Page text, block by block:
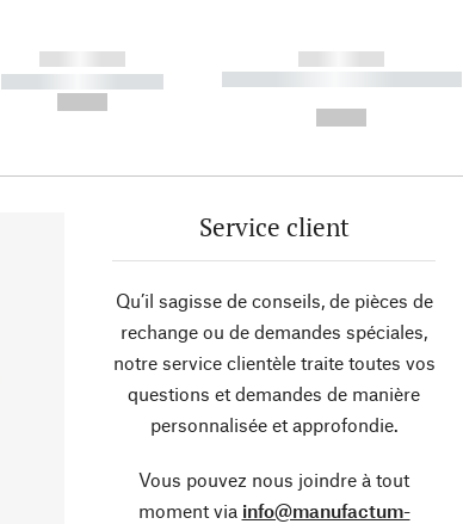
------------
----------- -----------
------------
----------- ----------- ----------
Service client
Qu’il sagisse de conseils, de pièces de
rechange ou de demandes spéciales,
notre service clientèle traite toutes vos
questions et demandes de manière
personnalisée et approfondie.
Vous pouvez nous joindre à tout
moment via info@manufactum-